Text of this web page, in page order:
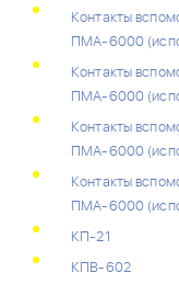
Контакты
ПМА-6000
Контакты
ПМА-6000
Контакты
ПМА-6000
Контакты
ПМА-6000
КП-21
КПВ-602